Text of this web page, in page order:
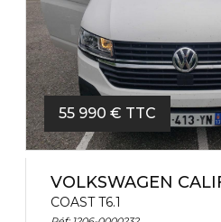
55 990 € TTC
VOLKSWAGEN
COAST T6.1